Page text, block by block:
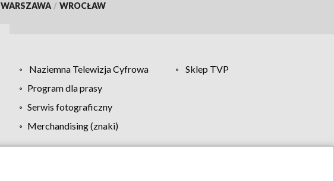
WARSZAWA / WROCŁAW
Naziemna Telewizja Cyfrowa
Sklep TVP
Program dla prasy
Serwis fotograficzny
Merchandising (znaki)